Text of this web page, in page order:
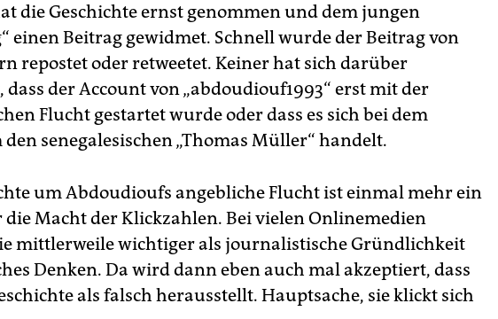
die Geschichte ernst genommen und dem jungen
einen Beitrag gewidmet. Schnell wurde der Beitrag von
repostet oder retweetet. Keiner hat sich darüber
der Account von „abdoudiouf1993“ erst mit der
Flucht gestartet wurde oder dass es sich bei dem
senegalesischen „Thomas Müller“ handelt.
um Abdoudioufs angebliche Flucht ist einmal mehr ein
die Macht der Klickzahlen. Bei vielen Onlinemedien
mittlerweile wichtiger als journalistische Gründlichkeit
Denken. Da wird dann eben auch mal akzeptiert, dass
als falsch herausstellt. Hauptsache, sie klickt sich